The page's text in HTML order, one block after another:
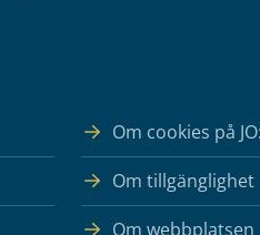
Om cookies på
Om tillgänglighet
Om webbplatsen